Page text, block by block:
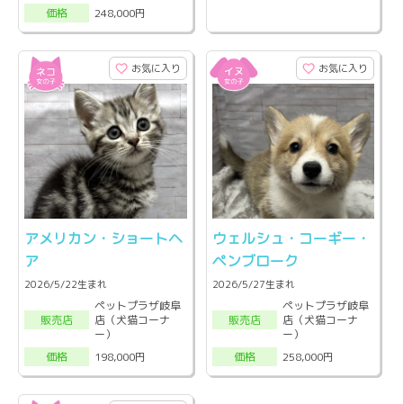
価格
248,000円
お気に入り
アメリカン・ショートヘ
ア
2026/5/22生まれ
販売店
ペットプラザ岐阜
店（犬猫コーナ
ー）
価格
198,000円
お気に入り
ウェルシュ・コーギー・
ペンブローク
2026/5/27生まれ
販売店
ペットプラザ岐阜
店（犬猫コーナ
ー）
価格
258,000円